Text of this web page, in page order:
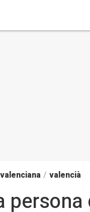
/ valencià